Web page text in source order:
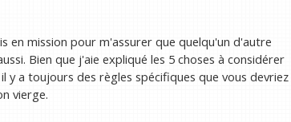
en mission pour m'assurer que quelqu'un d'autre
Bien que j'aie expliqué les 5 choses à considérer
y a toujours des règles spécifiques que vous devriez
vierge.